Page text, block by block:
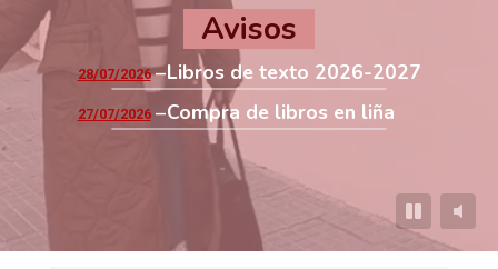
Avisos
28/07/2026 Libros de texto 2026-2027
27/07/2026 Compra de libros en liña